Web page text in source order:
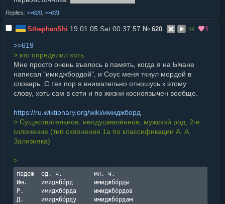
>>620 >>631
SthephanShi 19.01.05 Sat 00:37:57 № 620 34 1
>>619
> кто определил хоть
Мне просто очень въелось в память, когда я на Ычане
написал "имиджбордой", и Соус меня ткнул мордой в
словарь. С тех пор я внимательно отношусь к этому
слову, хоть сам в сети и по жизни косноязычен вообще.
https://ru.wiktionary.org/wiki/имиджборд
> Существительное, неодушевлённое, мужской род, 2-е
склонение (тип склонения 1a по классификации А. А.
Зализняка)
>
падеж  ед. ч.         мн. ч.
Им.    имиджбо́рд      имиджбо́рды
Р.     имиджбо́рда     имиджбо́рдов
Д.     имиджбо́рду     имиджбо́рдам